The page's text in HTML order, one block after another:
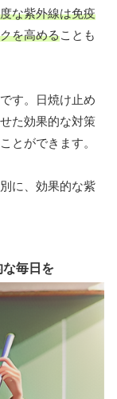
な紫外線は免疫
を高めることも
す。日焼け止め
た効果的な対策
とができます。
に、効果的な紫
毎日を